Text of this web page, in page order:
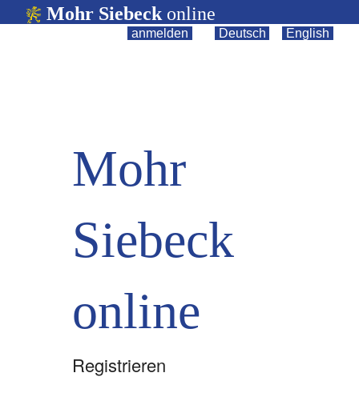
Mohr Siebeck online
anmelden Deutsch English
Mohr
Siebeck
online
Registrieren